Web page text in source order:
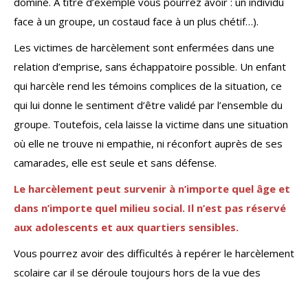
face à un groupe, un costaud face à un plus chétif…).
Les victimes de harcèlement sont enfermées dans une
relation d’emprise, sans échappatoire possible. Un enfant
qui harcèle rend les témoins complices de la situation, ce
qui lui donne le sentiment d’être validé par l’ensemble du
groupe. Toutefois, cela laisse la victime dans une situation
où elle ne trouve ni empathie, ni réconfort auprès de ses
camarades, elle est seule et sans défense.
Le harcèlement peut survenir à n’importe quel âge et
dans n’importe quel milieu social. Il n’est pas réservé
aux adolescents et aux quartiers sensibles.
Vous pourrez avoir des difficultés à repérer le harcèlement
scolaire car il se déroule toujours hors de la vue des